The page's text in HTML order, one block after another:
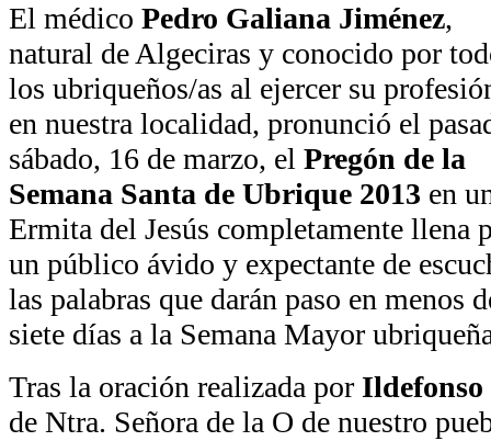
El médico Pedro Galiana Jiménez,
natural de Algeciras y conocido por
los ubriqueños/as al ejercer su
en nuestra localidad, pronunció el
sábado, 16 de marzo, el Pregón de la
Semana Santa de Ubrique 2013 en
Ermita del Jesús completamente llena
un público ávido y expectante de
las palabras que darán paso en menos
siete días a la Semana Mayor
Tras la oración realizada por Ildefonso
de Ntra. Señora de la O de nuestro